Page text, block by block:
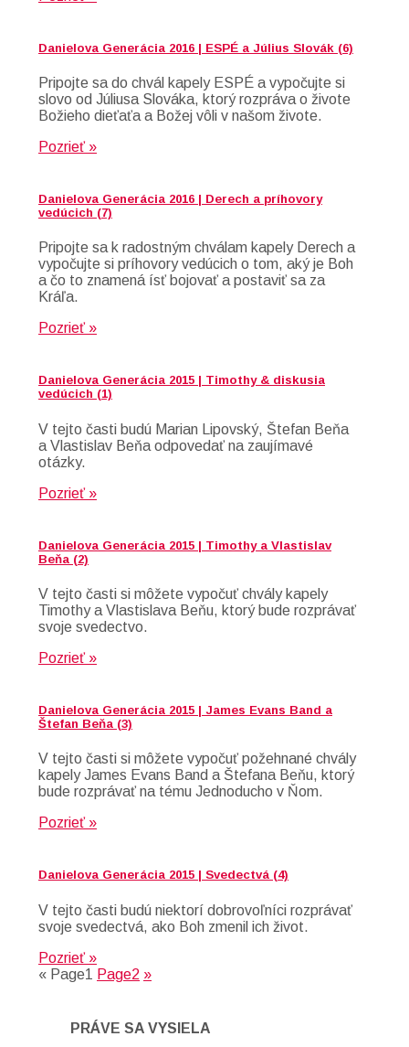
Danielova Generácia 2016 | ESPÉ a Július Slovák (6)
Pripojte sa do chvál kapely ESPÉ a vypočujte si
slovo od Júliusa Slováka, ktorý rozpráva o živote
Božieho dieťaťa a Božej vôli v našom živote.
Pozrieť »
Danielova Generácia 2016 | Derech a príhovory
vedúcich (7)
Pripojte sa k radostným chválam kapely Derech a
vypočujte si príhovory vedúcich o tom, aký je Boh
a čo to znamená ísť bojovať a postaviť sa za
Kráľa.
Pozrieť »
Danielova Generácia 2015 | Timothy & diskusia
vedúcich (1)
V tejto časti budú Marian Lipovský, Štefan Beňa
a Vlastislav Beňa odpovedať na zaujímavé
otázky.
Pozrieť »
Danielova Generácia 2015 | Timothy a Vlastislav
Beňa (2)
V tejto časti si môžete vypočuť chvály kapely
Timothy a Vlastislava Beňu, ktorý bude rozprávať
svoje svedectvo.
Pozrieť »
Danielova Generácia 2015 | James Evans Band a
Štefan Beňa (3)
V tejto časti si môžete vypočuť požehnané chvály
kapely James Evans Band a Štefana Beňu, ktorý
bude rozprávať na tému Jednoducho v Ňom.
Pozrieť »
Danielova Generácia 2015 | Svedectvá (4)
V tejto časti budú niektorí dobrovoľníci rozprávať
svoje svedectvá, ako Boh zmenil ich život.
Pozrieť »
« Page1 Page2 »
PRÁVE SA VYSIELA